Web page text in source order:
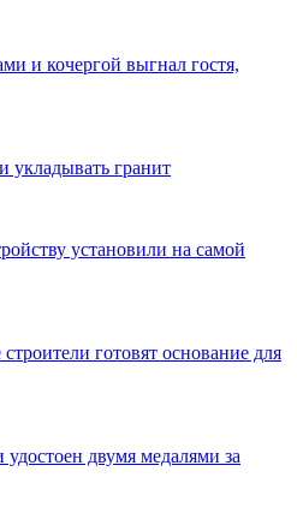
и кочергой выгнал гостя,
укладывать гранит
установили на самой
готовят основание для
двумя медалями за